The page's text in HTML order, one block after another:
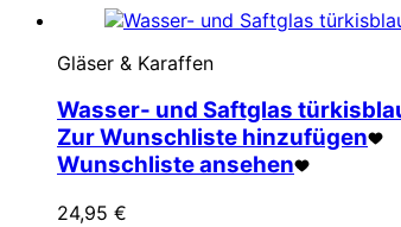
Gläser & Karaffen
Wasser- und Saftglas
Zur Wunschliste hinzufügen
Wunschliste ansehen
24,95 €